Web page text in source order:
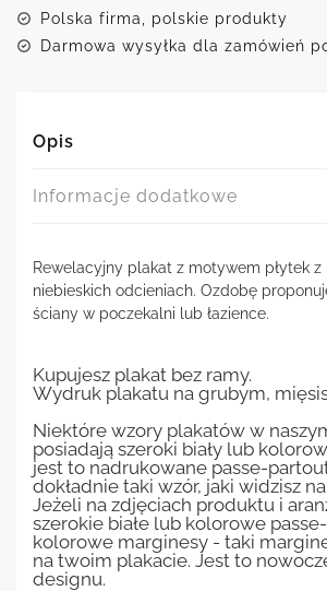
Polska firma, polskie produkty
Darmowa wysyłka dla zamówień
Opis
Informacje dodatkowe
Rewelacyjny plakat z motywem płytek z
niebieskich odcieniach. Ozdobę
ściany w poczekalni lub łazience.
Kupujesz plakat bez ramy.
Wydruk plakatu na grubym,
Niektóre wzory plakatów w
posiadają szeroki biały lub
jest to nadrukowane passe-
dokładnie taki wzór, jaki widzisz
Jeżeli na zdjęciach produktu i
szerokie białe lub kolorowe
kolorowe marginesy - taki
na twoim plakacie. Jest to
designu.